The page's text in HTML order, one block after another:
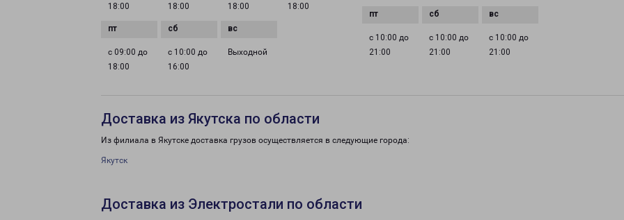
18:00
18:00
18:00
18:00
с 09:00 до
18:00
с 10:00 до
16:00
Выходной
с 10:00 до
21:00
с 10:00 до
21:00
с 10:00 до
21:00
Доставка из Якутска по области
Из филиала в Якутске доставка грузов осуществляется в следующие города:
Якутск
Доставка из Электростали по области